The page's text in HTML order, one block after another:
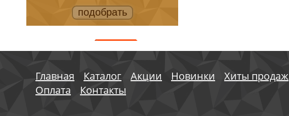
АКЦИИ
Главная Каталог Акции Новинки Хиты продаж
Оплата
Контакты